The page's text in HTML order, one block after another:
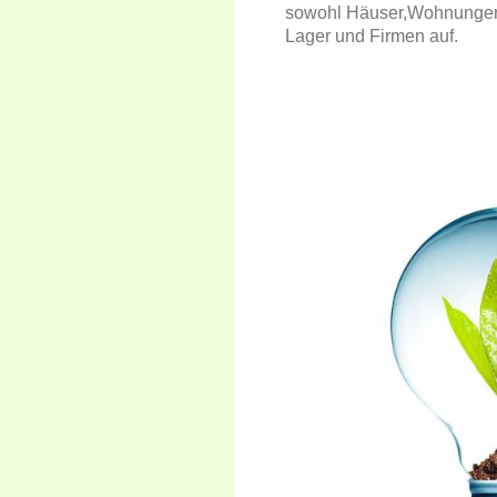
sowohl
Lager und Firmen auf.